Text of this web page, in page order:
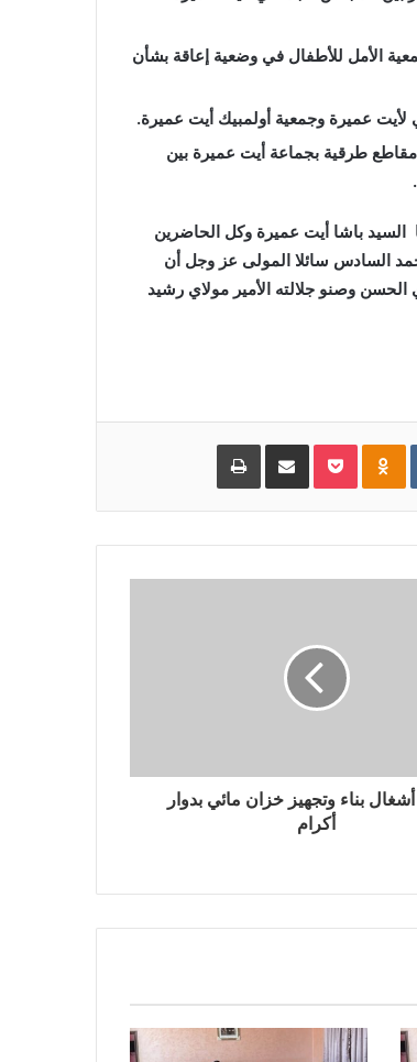
الأمل للأطفال في وضعية إعاقة بشأن
لأيت عميرة وجمعية أولمبيك أيت عميرة.
من أجل إنجاز مقاطع طرقية بجماعة أيت عميرة بين
السيد باشا أيت عميرة وكل الحاضرين
السادس سائلا المولى عز وجل أن
وصنو جلالته الأمير مولاي رشيد
‏VKontakte
Pocket مشاركة عبر البريد
بناء وتجهيز خزان مائي بدوار
أكرام